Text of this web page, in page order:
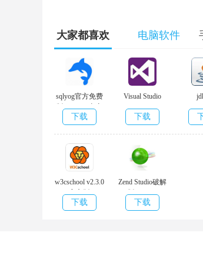
辑，可帮助客户快速更轻松的开展编
2、最新项目编码导航条
该IDE可帮助客户立即从一个文本文
精运用其提供的快捷键的话甚至能快
3、编码分析
4、Python重新构建
大家都喜欢 电脑软件
sqlyog官方免费
版 v13.1.6 去广
告版
下载
Visual Studio
2022 v1.0
下载
w3cschool v2.3.0
官方版
下载
Zend Studio破解
版 v13.6.1
下载